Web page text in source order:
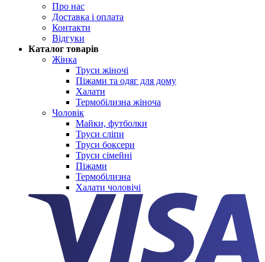
Про нас
Доставка і оплата
Контакти
Відгуки
Каталог товарів
Жінка
Труси жіночі
Піжами та одяг для дому
Халати
Термобілизна жіноча
Чоловік
Майки, футболки
Труси сліпи
Труси боксери
Труси сімейні
Піжами
Термобілизна
Халати чоловічі